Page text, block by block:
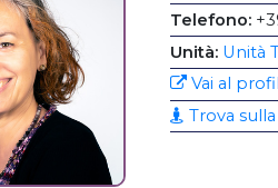
Telefono:
Unità: Unità
Vai al
Trova